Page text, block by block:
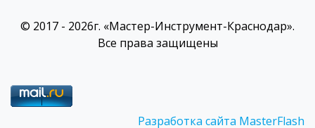
© 2017 - 2026г. «Мастер-Инструмент-Краснодар».
Все права защищены
Разработка сайта MasterFlash